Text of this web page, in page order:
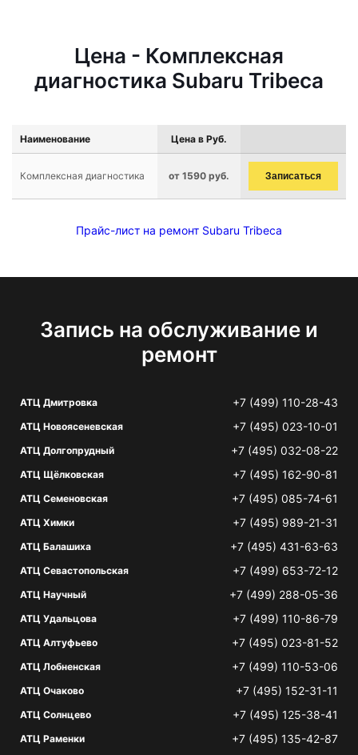
Цена - Комплексная
диагностика Subaru Tribeca
Наименование Цена в Руб.
Комплексная диагностика от 1590 руб. Записаться
Прайс-лист на ремонт Subaru Tribeca
Запись на обслуживание и
ремонт
АТЦ Дмитровка +7 (499) 110-28-43
АТЦ Новоясеневская +7 (495) 023-10-01
АТЦ Долгопрудный +7 (495) 032-08-22
АТЦ Щёлковская +7 (495) 162-90-81
АТЦ Семеновская +7 (495) 085-74-61
АТЦ Химки +7 (495) 989-21-31
АТЦ Балашиха +7 (495) 431-63-63
АТЦ Севастопольская +7 (499) 653-72-12
АТЦ Научный +7 (499) 288-05-36
АТЦ Удальцова +7 (499) 110-86-79
АТЦ Алтуфьево +7 (495) 023-81-52
АТЦ Лобненская +7 (499) 110-53-06
АТЦ Очаково +7 (495) 152-31-11
АТЦ Солнцево +7 (495) 125-38-41
АТЦ Раменки +7 (495) 135-42-87